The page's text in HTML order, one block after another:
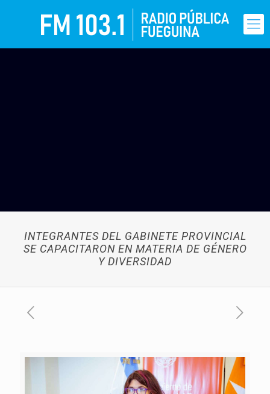
INTEGRANTES DEL GABINETE PROVINCIAL
SE CAPACITARON EN MATERIA DE GÉNERO
Y DIVERSIDAD